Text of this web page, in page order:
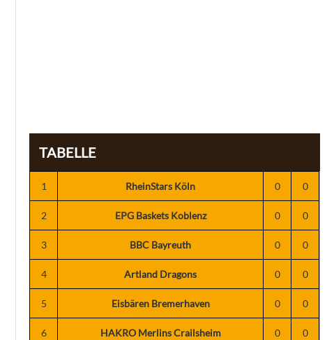
TABELLE
1 RheinStars Köln 0 0
2 EPG Baskets Koblenz 0 0
3 BBC Bayreuth 0 0
4 Artland Dragons 0 0
5 Eisbären Bremerhaven 0 0
6 HAKRO Merlins Crailsheim 0 0